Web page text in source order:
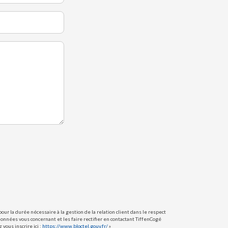
la durée nécessaire à la gestion de la relation client dans le respect
vous concernant et les faire rectifier en contactant TiffenCogé
vous inscrire ici : https://www.bloctel.gouv.fr/»